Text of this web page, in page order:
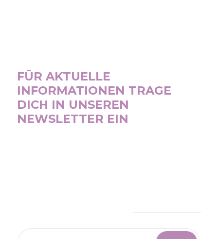
FÜR AKTUELLE
INFORMATIONEN TRAGE
DICH IN UNSEREN
NEWSLETTER EIN